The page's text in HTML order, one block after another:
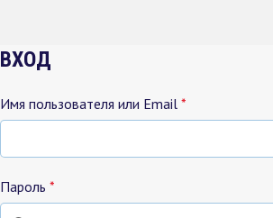
ВХОД
Имя пользователя или Email *
Пароль *